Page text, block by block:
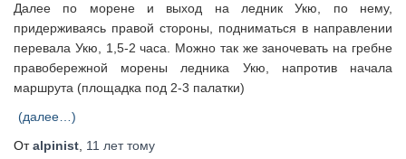
Далее по морене и выход на ледник Укю, по нему,
придерживаясь правой стороны, подниматься в направлении
перевала Укю, 1,5-2 часа. Можно так же заночевать на гребне
правобережной морены ледника Укю, напротив начала
маршрута (площадка под 2-3 палатки)
(далее…)
Отalpinist 11 леттому